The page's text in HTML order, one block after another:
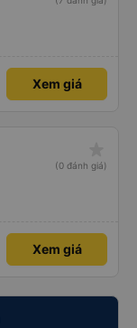
Xem giá
(0 đánh giá)
Xem giá